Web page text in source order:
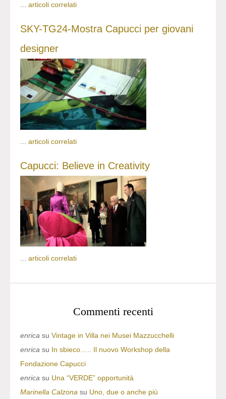
articoli correlati
SKY-TG24-Mostra Capucci per giovani
designer
articoli correlati
Capucci: Believe in Creativity
... articoli correlati
Commenti recenti
enrica su Vintage in Villa nei Musei Mazzucchelli
enrica su In sbieco….. Il nuovo Workshop della
Fondazione Capucci
enrica su Una “VERDE” opportunità
Marinella Calzona su Uno, due o anche più